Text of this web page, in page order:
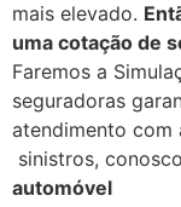
mais elevado.
uma cotação de
Faremos a
seguradoras
atendimento com
sinistros,
automóvel